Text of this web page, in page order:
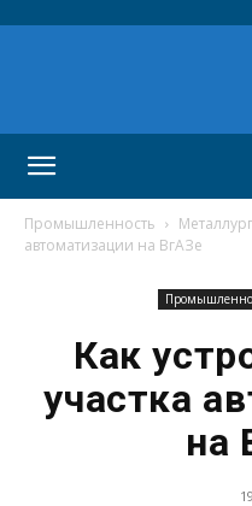
Промышленность
автоматизации на ВгАЗе
Как
участка
на